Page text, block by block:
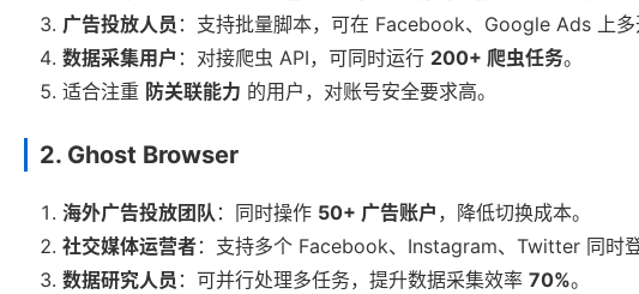
广告投放人员 ：支持批量脚本，可在 Facebook、Google Ads 上多
数据采集用户 ：对接爬虫 API，可同时运行 200+ 爬虫任务。
适合注重 防关联能力 的用户，对账号安全要求高。
2. Ghost Browser
海外广告投放团队 ：同时操作 50+ 广告账户 ，降低切换成本。
社交媒体运营者：支持多个 Facebook、Instagram、Twitter 同时登
数据研究人员 ：可并行处理多任务，提升数据采集效率 70%。